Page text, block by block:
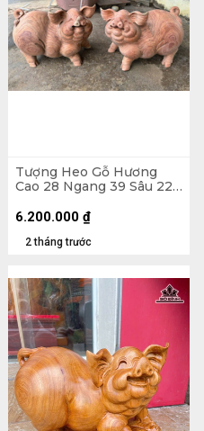
Tượng Heo Gỗ Hương
Cao 28 Ngang 39 Sâu 22
2 tháng trước
6.200.000 ₫